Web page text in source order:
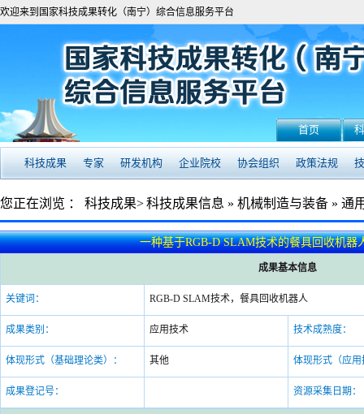
欢迎来到国家科技成果转化（南宁）综合信息服务平台
首页
科技成果 专家 研发机构 企业院校 协会组织 政策法规
您正在浏览 ： 科技成果>科技成果信息 » 机械制造与装备 » 通
一种基于RGB-D SLAM技术的餐具回收机器
成果基本信息
关键词： RGB-D SLAM技术，餐具回收机器人
成果类别： 应用技术 技术成熟度：
体现形式（基础理论类）： 其他 体现形式（应
成果登记号： 资源采集日期：